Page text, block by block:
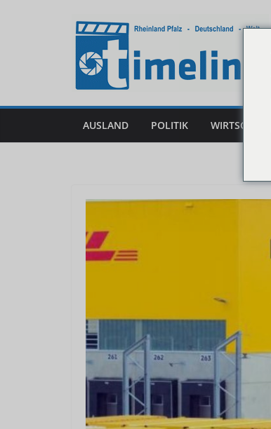
AUSLAND POLITIK WIRTSCHAFT